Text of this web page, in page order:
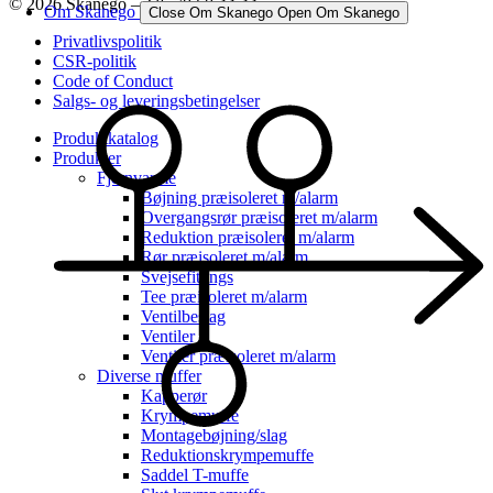
Om Skanego Close Om Skanego Open Om Skanego
Privatlivspolitik
CSR-politik
Code of Conduct
Salgs- og leveringsbetingelser
Produktkatalog
Produkter
Fjernvarme
Bøjning præisoleret m/alarm
Overgangsrør præisoleret m/alarm
Reduktion præisoleret m/alarm
Rør præisoleret m/alarm
Svejsefittings
Tee præisoleret m/alarm
Ventilbeslag
Ventiler
Ventiler præisoleret m/alarm
Diverse muffer
Kapperør
Krympemuffe
Montagebøjning/slag
Reduktionskrympemuffe
Saddel T-muffe